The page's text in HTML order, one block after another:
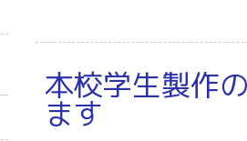
本校学生製作
ます